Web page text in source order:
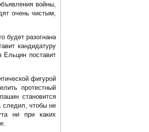
войны,
очень чистым,
будет разогнана
кандидатуру
Ельцин поставит
фигурой
протестный
становится
следил, чтобы не
ни при каких